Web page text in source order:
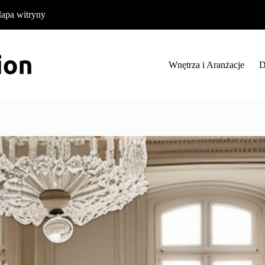
witryny
Wnętrza i Aranżacje